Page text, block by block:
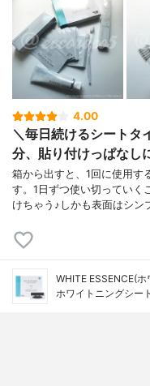
4.00
＼毎日続けるシートタ
分、貼り付けっぱなし
箱から出すと、1回に使用す
す。1日ずつ使い切っていく
けちゃう♪しかも表面はシン
WHITE ESSENCE(
ホワイトニングシー